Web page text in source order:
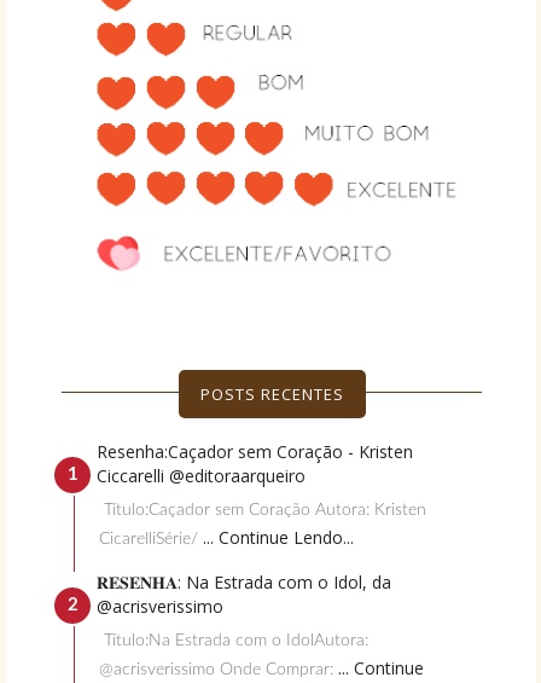
POSTS RECENTES
Resenha:Caçador sem Coração - Kristen
Ciccarelli @editoraarqueiro
Título:Caçador sem Coração Autora: Kristen
CicarelliSérie/ ... Continue Lendo...
𝐑𝐄𝐒𝐄𝐍𝐇𝐀: Na Estrada com o Idol, da
@acrisverissimo
Título:Na Estrada com o IdolAutora:
@acrisverissimo Onde Comprar: ... Continue